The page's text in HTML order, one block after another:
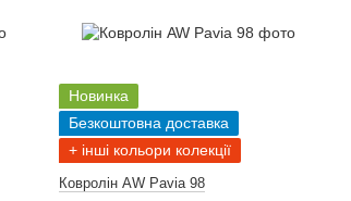
Новинка
Безкоштовна доставка
+ інші кольори колекції
Ковролін AW Pavia 98